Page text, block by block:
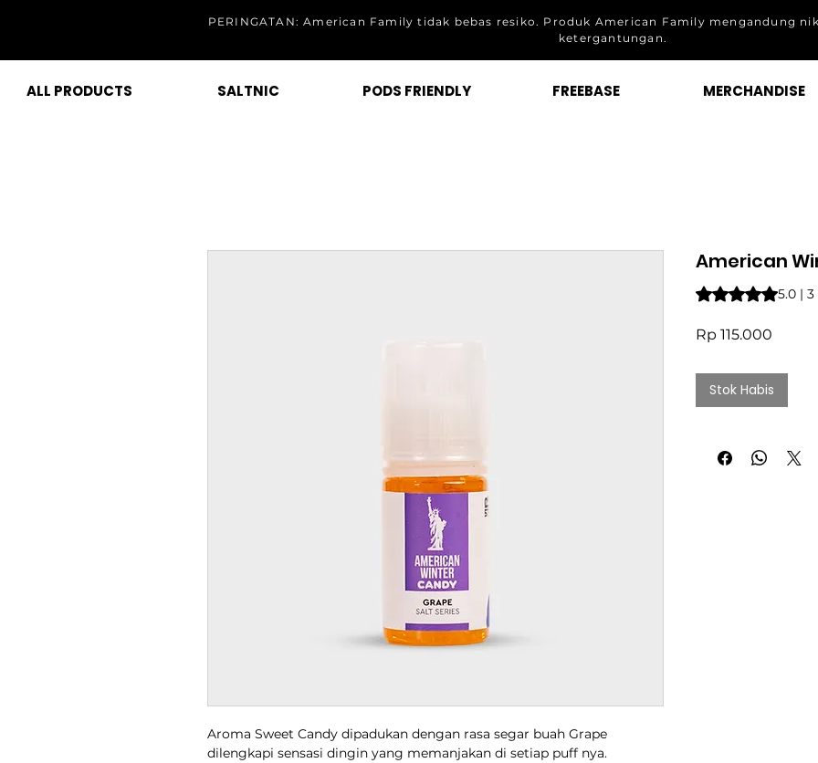
PERINGATAN: American Family tidak bebas resiko. Produk American Family mengandung
ketergantungan.
ALL PRODUCTS SALTNIC PODS FRIENDLY FREEBASE MERCHANDISE
Aroma Sweet Candy dipadukan dengan rasa segar buah Grape
dilengkapi sensasi dingin yang memanjakan di setiap puff nya.
American
Peringkat adalah
5.0 |
Rp 115.000
Stok Habis